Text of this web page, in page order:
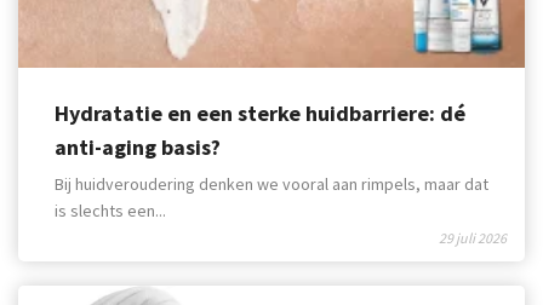
Hydratatie en een sterke huidbarriere: dé
anti-aging basis?
29 juli 2026
Bij huidveroudering denken we vooral aan rimpels, maar dat
is slechts een...